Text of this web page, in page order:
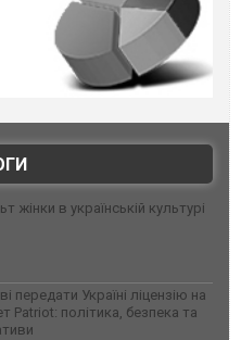
жінки в українській культурі
передати Україні ліцензію на
Patriot: політика, безпека та